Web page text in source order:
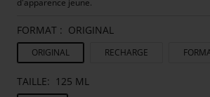
d'apparence jeune.
FORMAT : ORIGINAL
ORIGINAL RECHARGE
TAILLE: 125 ML